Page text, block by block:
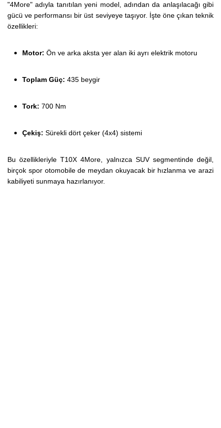
"4More" adıyla tanıtılan yeni model, adından da anlaşılacağı gibi
gücü ve performansı bir üst seviyeye taşıyor. İşte öne çıkan teknik
özellikleri:
Motor: Ön ve arka aksta yer alan iki ayrı elektrik motoru
Toplam Güç: 435 beygir
Tork: 700 Nm
Çekiş: Sürekli dört çeker (4x4) sistemi
Bu özellikleriyle T10X 4More, yalnızca SUV segmentinde değil,
birçok spor otomobile de meydan okuyacak bir hızlanma ve arazi
kabiliyeti sunmaya hazırlanıyor.